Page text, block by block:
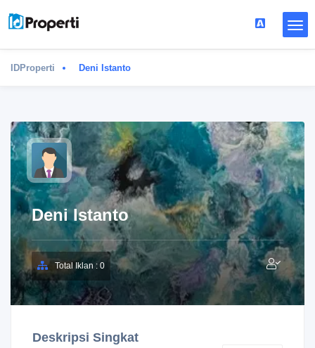
IDProperti Deni Istanto
Deni Istanto
Total Iklan : 0
Deskripsi Singkat